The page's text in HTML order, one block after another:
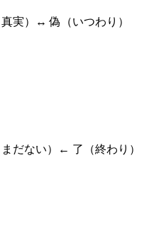
真実）↔ 偽（いつわり）
まだない）← 了（終わり）